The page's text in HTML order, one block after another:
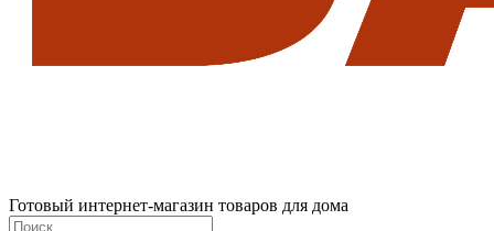
Готовый интернет-магазин товаров для дома